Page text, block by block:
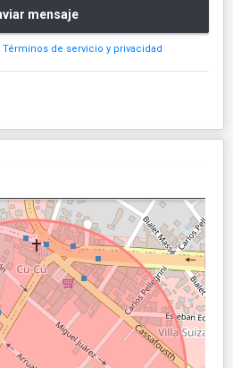
mensaje
Términos de servicio y privacidad